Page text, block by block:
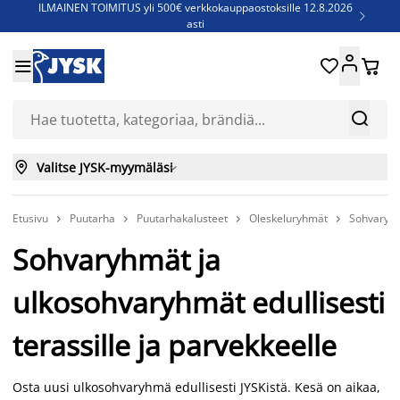
ILMAINEN TOIMITUS yli 500€ verkkokauppaostoksille 12.8.2026
asti

Jenkkisänkyjä - Säästä jopa 60%


 
 Valitse JYSK-myymäläsi
Etusivu  Puutarha  Puutarhakalusteet  Oleskeluryhmät 
Sohvaryhmät ja
ulkosohvaryhmät edullisesti
terassille ja parvekkeelle
Osta uusi ulkosohvaryhmä edullisesti JYSKistä. Kesä on aikaa,